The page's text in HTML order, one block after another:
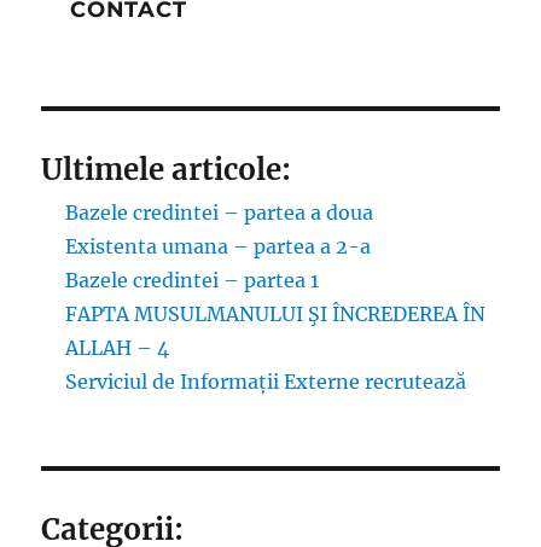
CONTACT
Ultimele articole:
Bazele credintei – partea a doua
Existenta umana – partea a 2-a
Bazele credintei – partea 1
FAPTA MUSULMANULUI ŞI ÎNCREDEREA ÎN
ALLAH – 4
Serviciul de Informații Externe recrutează
Categorii: